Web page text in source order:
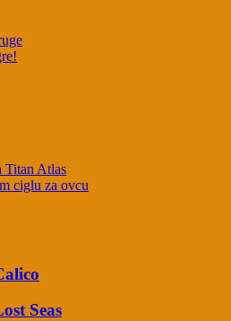
Atlas
ciglu za ovcu
Seas